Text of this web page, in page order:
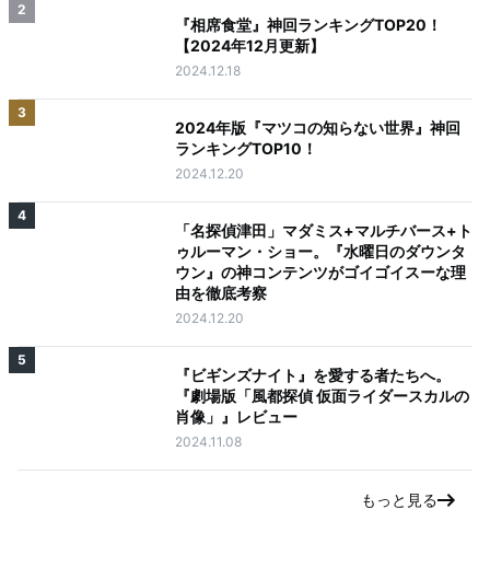
2
『相席食堂』神回ランキングTOP20！
【2024年12月更新】
2024.12.18
3
2024年版『マツコの知らない世界』神回
ランキングTOP10！
2024.12.20
4
「名探偵津田」マダミス+マルチバース+ト
ゥルーマン・ショー。『水曜日のダウンタ
ウン』の神コンテンツがゴイゴイスーな理
由を徹底考察
2024.12.20
5
『ビギンズナイト』を愛する者たちへ。
『劇場版「風都探偵 仮面ライダースカルの
肖像」』レビュー
2024.11.08
もっと見る